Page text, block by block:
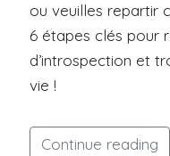
ou veuilles repartir
6 étapes clés pour
d’introspection et
vie !
Continue reading